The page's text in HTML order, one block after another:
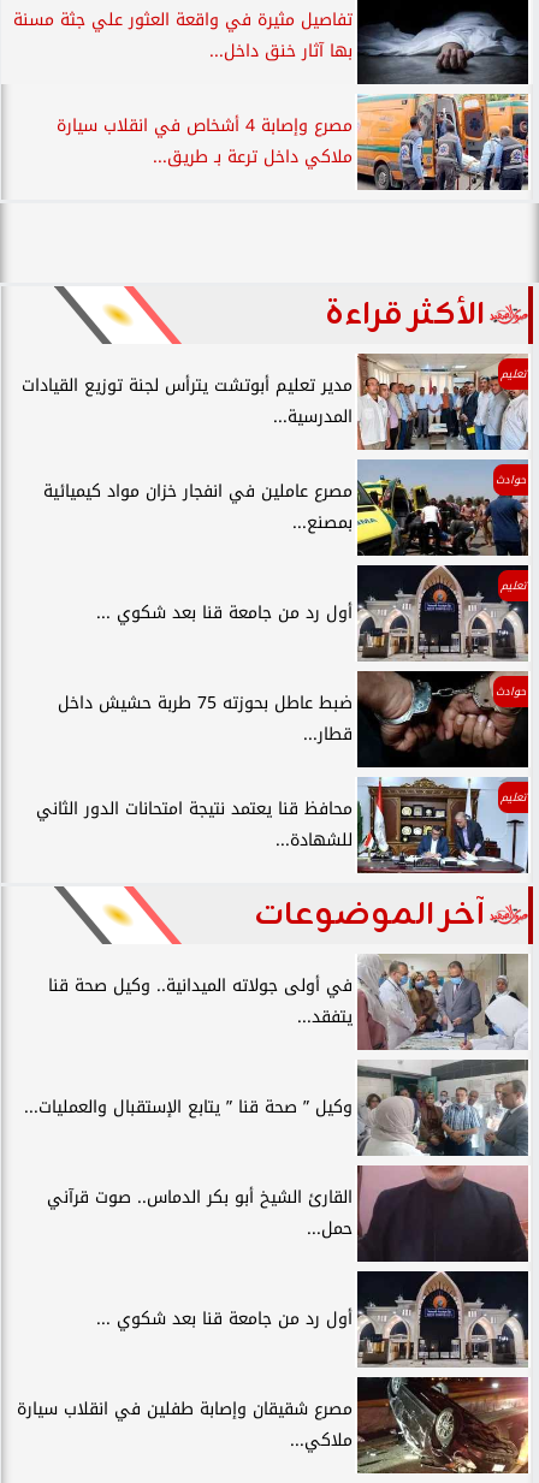
تفاصيل مثيرة في واقعة العثور علي جثة مسنة
بها آثار خنق داخل...
مصرع وإصابة 4 أشخاص في انقلاب سيارة
ملاكي داخل ترعة بـ طريق...
الأكثر قراءة
تعليم
مدير تعليم أبوتشت يترأس لجنة توزيع القيادات
المدرسية...
حوادث
مصرع عاملين في انفجار خزان مواد كيميائية
بمصنع...
تعليم
أول رد من جامعة قنا بعد شكوي ...
حوادث
ضبط عاطل بحوزته 75 طربة حشيش داخل
قطار...
تعليم
محافظ قنا يعتمد نتيجة امتحانات الدور الثاني
للشهادة...
آخر الموضوعات
في أولى جولاته الميدانية.. وكيل صحة قنا
يتفقد...
وكيل ” صحة قنا ” يتابع الإستقبال والعمليات...
القارئ الشيخ أبو بكر الدماس.. صوت قرآني
حمل...
أول رد من جامعة قنا بعد شكوي ...
مصرع شقيقان وإصابة طفلين في انقلاب سيارة
ملاكي...